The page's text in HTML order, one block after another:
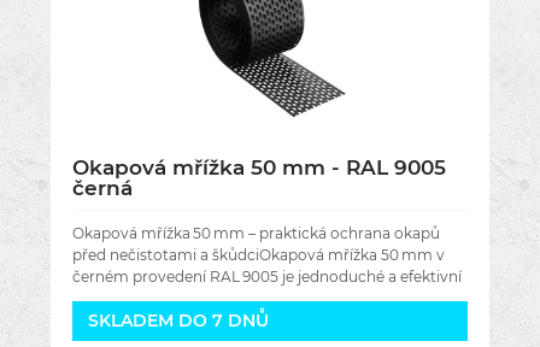
Okapová mřížka 50 mm - RAL 9005
černá
Okapová mřížka 50 mm – praktická ochrana okapů
před nečistotami a škůdciOkapová mřížka 50 mm v
černém provedení RAL 9005 je jednoduché a efektivní
řešení pro
SKLADEM DO 7 DNŮ